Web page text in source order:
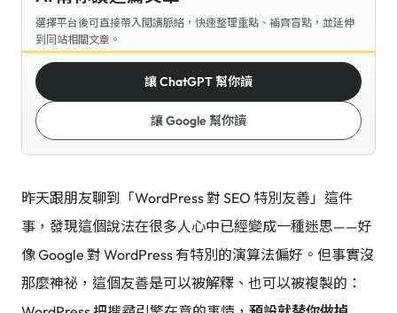
選擇平台後可直接帶入閱讀脈絡，快速整理重點、補齊盲點，並延伸
到同站相關文章。
讓 ChatGPT 幫你讀
讓 Google 幫你讀
昨天跟朋友聊到「WordPress 對 SEO 特別友善」這件
事，發現這個說法在很多人心中已經變成一種迷思——好
像 Google 對 WordPress 有特別的演算法偏好。但事實沒
那麼神祕，這個友善是可以被解釋、也可以被複製的：